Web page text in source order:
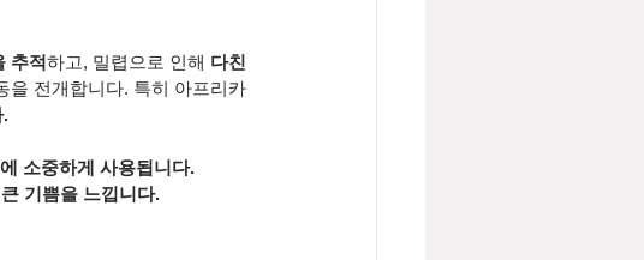
추적하고, 밀렵으로 인해 다친
을 전개합니다. 특히 아프리카
.
소중하게 사용됩니다.
기쁨을 느낍니다.